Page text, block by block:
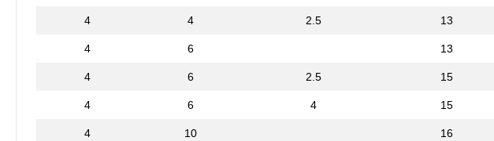
4 4 2.5 13
4 6 13
4 6 2.5 15
4 6 4 15
4 10 16